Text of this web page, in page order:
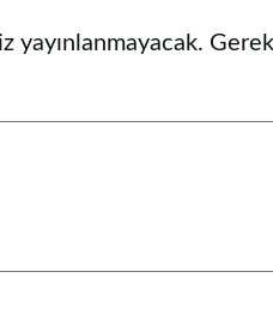
yayınlanmayacak.